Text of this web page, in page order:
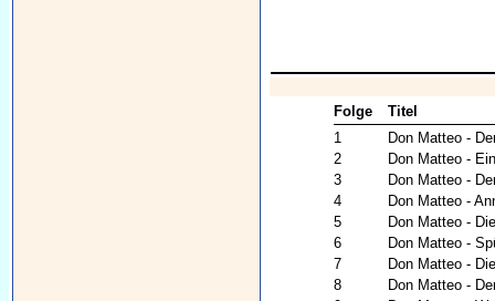
Folge
Titel
1
Don Matteo -
2
Don Matteo -
3
Don Matteo -
4
Don Matteo -
5
Don Matteo -
6
Don Matteo -
7
Don Matteo -
8
Don Matteo -